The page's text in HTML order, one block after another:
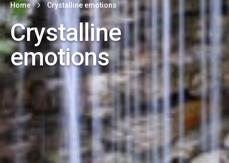
Home Crystalline emotions
Crystalline
emotions